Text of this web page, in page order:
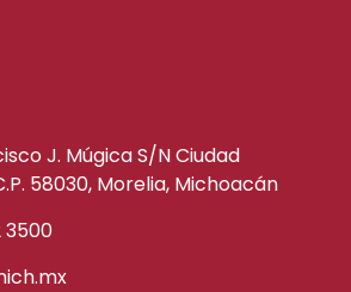
J. Múgica S/N Ciudad
58030, Morelia, Michoacán
3500